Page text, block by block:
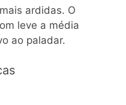
ardidas. O
leve a média
ao paladar.